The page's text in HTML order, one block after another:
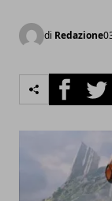
di Redazione
Facebook